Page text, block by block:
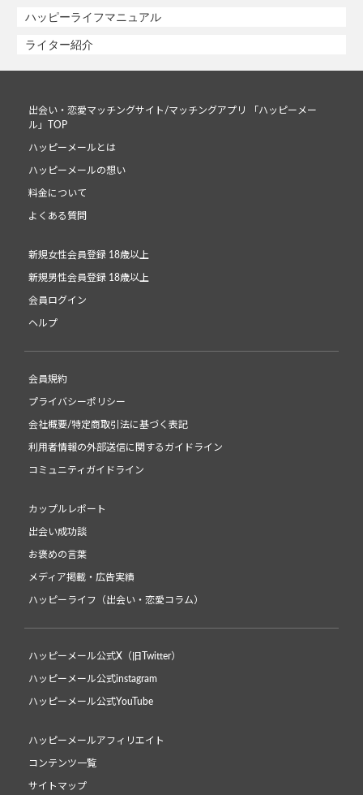
ハッピーライフマニュアル
ライター紹介
出会い・恋愛マッチングサイト/マッチングアプリ 「ハッピーメー
ル」TOP
ハッピーメールとは
ハッピーメールの想い
料金について
よくある質問
新規女性会員登録 18歳以上
新規男性会員登録 18歳以上
会員ログイン
ヘルプ
会員規約
プライバシーポリシー
会社概要/特定商取引法に基づく表記
利用者情報の外部送信に関するガイドライン
コミュニティガイドライン
カップルレポート
出会い成功談
お褒めの言葉
メディア掲載・広告実績
ハッピーライフ（出会い・恋愛コラム）
ハッピーメール公式X（旧Twitter）
ハッピーメール公式instagram
ハッピーメール公式YouTube
ハッピーメールアフィリエイト
コンテンツ一覧
サイトマップ